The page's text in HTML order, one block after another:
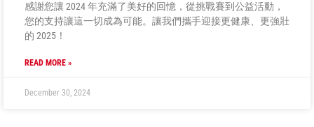
感謝您讓 2024 年充滿了美好的回憶，從挑戰賽到公益活動，
您的支持讓這一切成為可能。讓我們攜手迎接更健康、更強壯
的 2025！
READ MORE »
December 30, 2024